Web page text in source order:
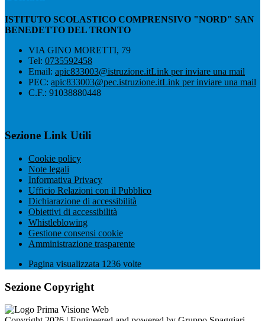
ISTITUTO SCOLASTICO COMPRENSIVO "NORD" SAN
BENEDETTO DEL TRONTO
VIA GINO MORETTI, 79
Tel: 0735592458
Email: apic833003@istruzione.itLink per inviare una mail
PEC: apic833003@pec.istruzione.itLink per inviare una mail
C.F.: 91038880448
Sezione Link Utili
Cookie policy
Note legali
Informativa Privacy
Ufficio Relazioni con il Pubblico
Dichiarazione di accessibilità
Obiettivi di accessibilità
Whistleblowing
Gestione consensi cookie
Amministrazione trasparente
Pagina visualizzata 1236 volte
Sezione Copyright